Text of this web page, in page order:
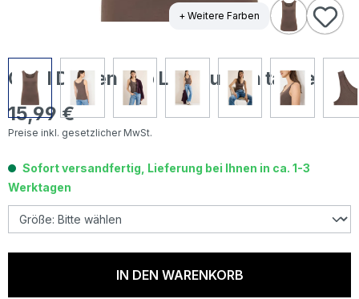
+ Weitere Farben
Cecil Damen Top Linda urban taupe
Regulärer Preis:
15,99 €
Preise inkl. gesetzlicher MwSt.
Sofort versandfertig, Lieferung bei Ihnen in ca. 1-3
Werktagen
IN DEN WARENKORB